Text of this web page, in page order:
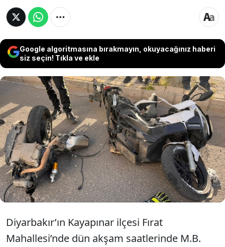
Google algoritmasına bırakmayın, okuyacağınız haberi
siz seçin! Tıkla ve ekle
Diyarbakır’ın Kayapınar ilçesinde park
halindeki bir otomobile çarpan motosiklet
çarpışmanın şiddetiyle ortadan ikiye
bölündü. Kazada ağır hasar alan
motosikletin sürücüsü hastaneye kaldırıldı.
Diyarbakır’ın Kayapınar ilçesi Fırat
Mahallesi’nde dün akşam saatlerinde M.B.